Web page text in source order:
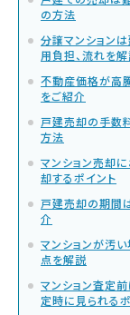
の方法
分譲マンション
用負担、流れを
不動産価格が高
をご紹介
戸建売却の手数
方法
マンション売却
却するポイント
戸建売却の期間
介
マンションが汚
点を解説
マンション査定
定時に見られる